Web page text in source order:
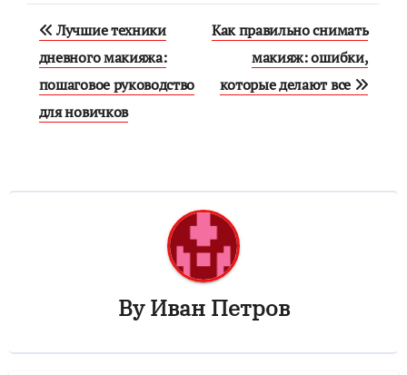
Навигация
по
записям
Лучшие техники
дневного макияжа:
пошаговое руководство
для новичков
Как правильно снимать
макияж: ошибки,
которые делают все
ByИван Петров